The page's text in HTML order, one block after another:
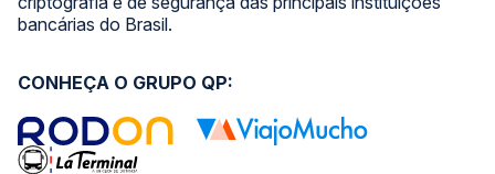
bancárias do Brasil.
CONHEÇA O GRUPO QP: